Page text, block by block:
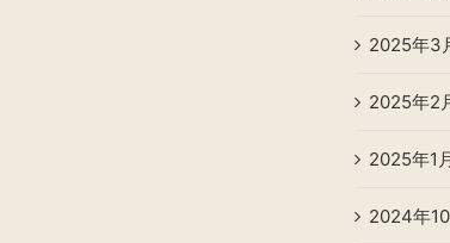
2025年3
2025年2
2025年1
2024年